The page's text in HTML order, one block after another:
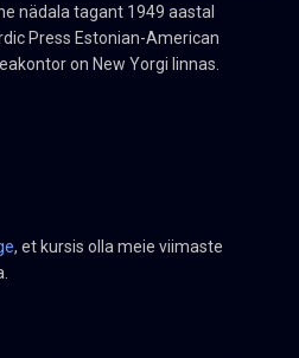
nädala tagant 1949 aastal
Press Estonian-American
on New Yorgi linnas.
, et kursis olla meie viimaste